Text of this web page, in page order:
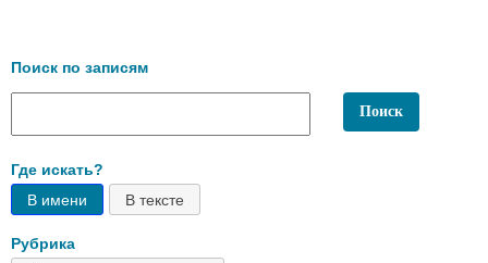
Поиск по записям
Где искать?
В имени
В тексте
Рубрика